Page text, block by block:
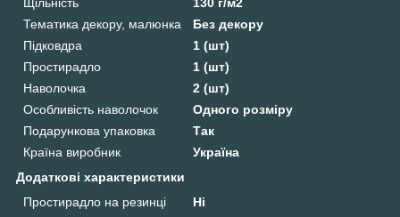
Тематика декору, малюнка
Без декору
Підковдра
1 (шт)
Простирадло
1 (шт)
Наволочка
2 (шт)
Особливість наволочок
Одного розміру
Подарункова упаковка
Так
Країна виробник
Україна
Додаткові характеристики
Простирадло на резинці
Ні